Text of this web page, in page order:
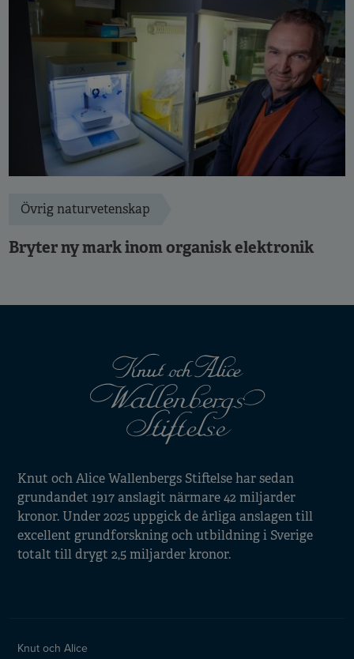
Övrig naturvetenskap
Bryter ny mark inom organisk elektronik
Knut och Alice Wallenbergs Stiftelse har sedan
grundandet 1917 anslagit närmare 42 miljarder
kronor. Under 2025 uppgick de årliga anslagen till
excellent grundforskning och utbildning i Sverige
totalt till drygt 2,5 miljarder kronor.
Knut och Alice